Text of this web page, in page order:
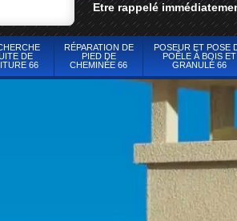
Etre rappelé
DE
66
RÉPARATION DE
PIED DE
CHEMINÉE 66
POSEUR ET POSE
POÊLE À BOIS ET
GRANULÉ 66